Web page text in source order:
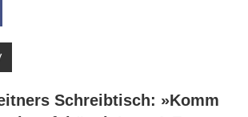
Schreibtisch: »Komm